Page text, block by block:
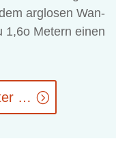
arg­lo­sen Wan­
1,6o Me­tern ei­nen
…